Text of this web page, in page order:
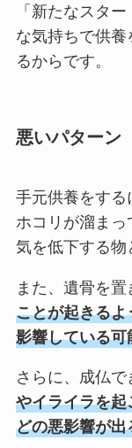
「新たなスタ
な気持ちで供
るからです。
悪いパターン
手元供養をする
ホコリが溜ま
気を低下する物
また、遺骨を
ことが起きる
影響している可
さらに、成仏で
やイライラを
どの悪影響が出